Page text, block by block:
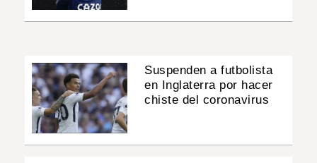
Suspenden a futbolista
en Inglaterra por hacer
chiste del coronavirus